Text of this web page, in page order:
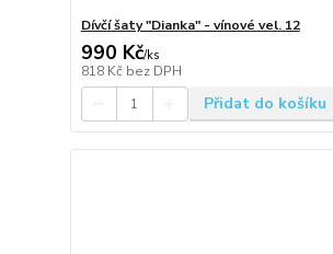
Dívčí šaty "Dianka" - vínové vel. 12
990 Kč/ks
818 Kč bez DPH
Přidat do košíku